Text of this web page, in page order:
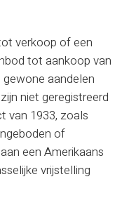
verkoop of een
tot aankoop van
aandelen
niet geregistreerd
van 1933, zoals
of
een Amerikaans
vrijstelling